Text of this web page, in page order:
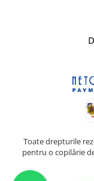
Toate drepturile
pentru o copilărie